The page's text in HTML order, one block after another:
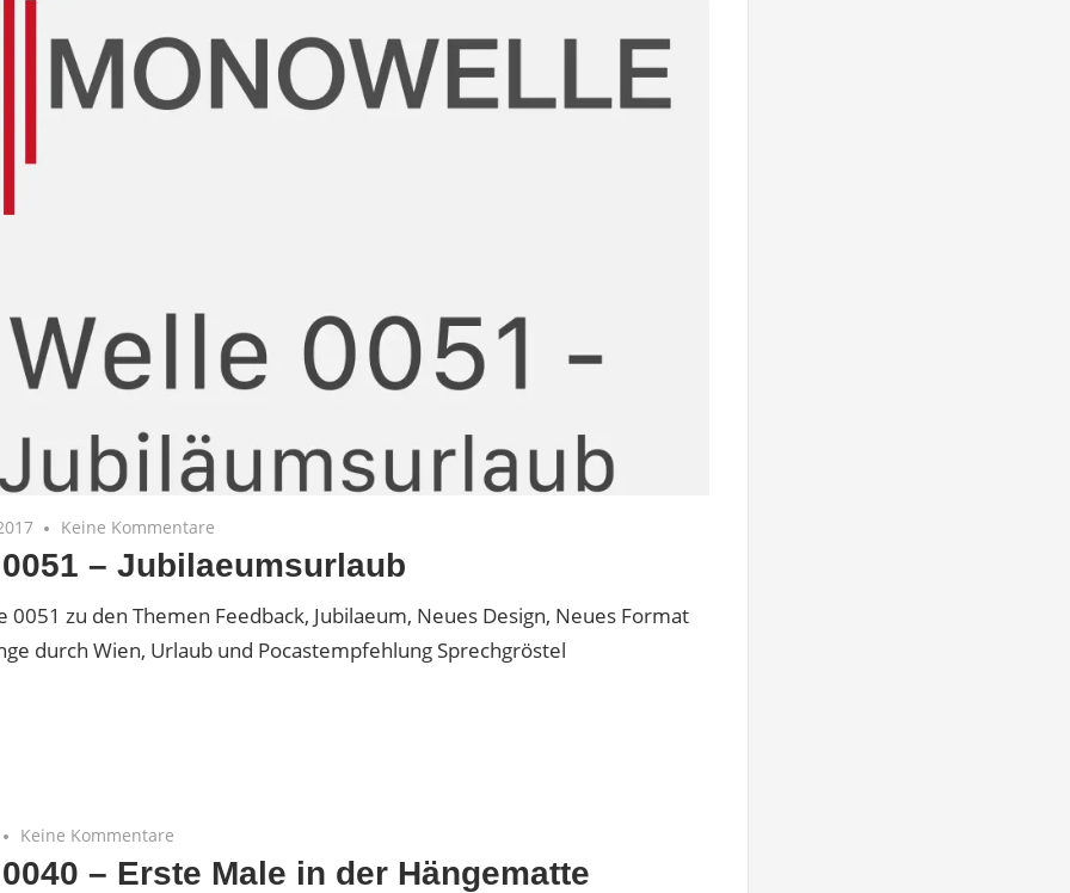
Keine Kommentare
– Jubilaeumsurlaub
0051 zu den Themen Feedback, Jubilaeum, Neues Design, Neues Format
durch Wien, Urlaub und Pocastempfehlung Sprechgröstel
Keine Kommentare
– Erste Male in der Hängematte